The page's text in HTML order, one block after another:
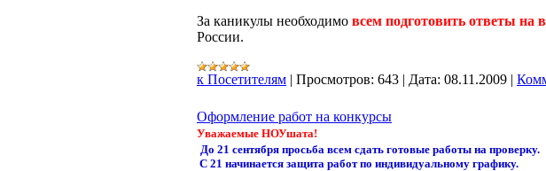
За каникулы необходимо всем подготовить ответы
России.
к Посетителям | Просмотров: 643 | Дата: 08.11.2009 |
Оформление работ на конкурсы
Уважаемые НОУшата!
До 21 сентября просьба всем сдать готовые работы на проверку.
С 21 начинается защита работ по индивидуальному графику.